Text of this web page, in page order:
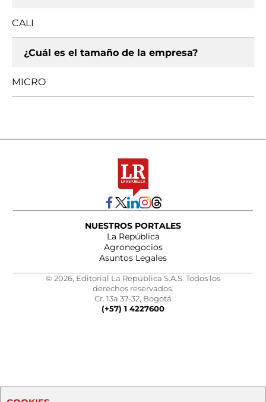
CALI
¿Cuál es el tamaño de la empresa?
MICRO
NUESTROS PORTALES
La República
Agronegocios
Asuntos Legales
© 2026, Editorial La República S.A.S. Todos los
derechos reservados.
Cr. 13a 37-32, Bogotá
(+57) 1 4227600